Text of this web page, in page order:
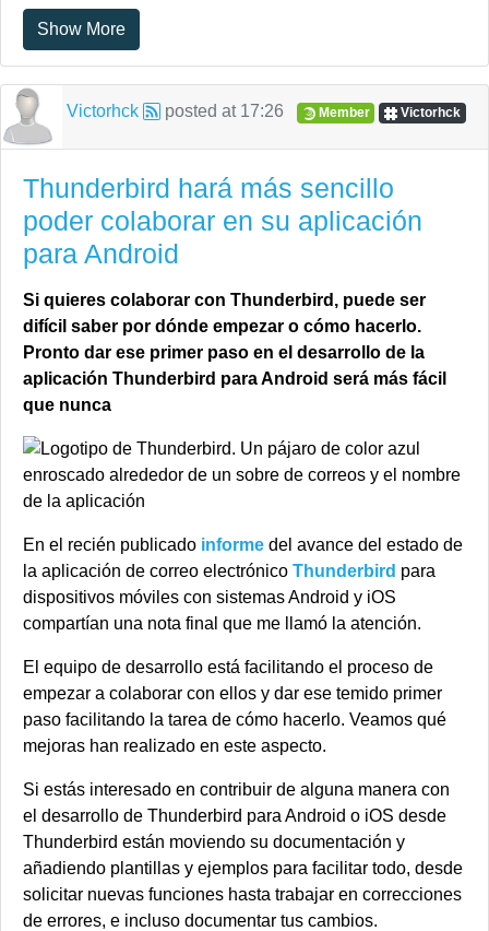
Show More
Victorhck posted at 17:26 Member Victorhck
Thunderbird hará más sencillo
poder colaborar en su aplicación
para Android
Si quieres colaborar con Thunderbird, puede ser
difícil saber por dónde empezar o cómo hacerlo.
Pronto dar ese primer paso en el desarrollo de la
aplicación Thunderbird para Android será más fácil
que nunca
En el recién publicado informe del avance del estado de
la aplicación de correo electrónico Thunderbird para
dispositivos móviles con sistemas Android y iOS
compartían una nota final que me llamó la atención.
El equipo de desarrollo está facilitando el proceso de
empezar a colaborar con ellos y dar ese temido primer
paso facilitando la tarea de cómo hacerlo. Veamos qué
mejoras han realizado en este aspecto.
Si estás interesado en contribuir de alguna manera con
el desarrollo de Thunderbird para Android o iOS desde
Thunderbird están moviendo su documentación y
añadiendo plantillas y ejemplos para facilitar todo, desde
solicitar nuevas funciones hasta trabajar en correcciones
de errores, e incluso documentar tus cambios.